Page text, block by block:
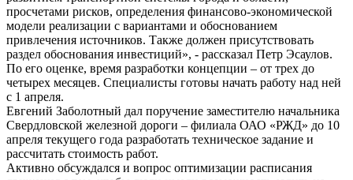
просчетами рисков, определения финансово-экономической
модели реализации с вариантами и обоснованием
привлечения источников. Также должен присутствовать
раздел обоснования инвестиций», - рассказал Петр Эсаулов.
По его оценке, время разработки концепции – от трех до
четырех месяцев. Специалисты готовы начать работу над ней
с 1 апреля.
Евгений Заболотный дал поручение заместителю начальника
Свердловской железной дороги – филиала ОАО «РЖД» до 10
апреля текущего года разработать техническое задание и
рассчитать стоимость работ.
Активно обсуждался и вопрос оптимизации расписания